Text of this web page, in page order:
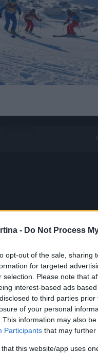
- Do Not Process
opt-out of the sale, sharing
for targeted
selection. Please note that
interest-based ads
to third parties
of your personal
This information may also
Participants that may further
that this website/app uses
2026 si avvicinano
atleti italiani. Con
si